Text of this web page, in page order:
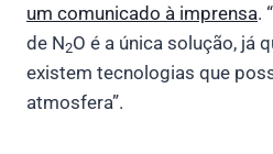
um comunicado à imprensa.
de N2O é a única solução, já
existem tecnologias que
atmosfera”.